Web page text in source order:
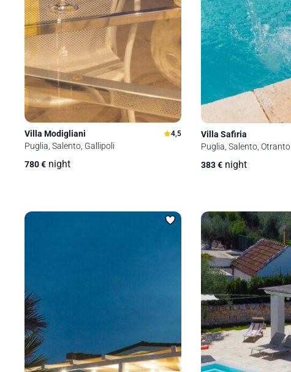
Villa Modigliani 4,5
Puglia, Salento, Gallipoli
780€ night
Villa Safiria
Puglia, Salento, Otranto
383€ night